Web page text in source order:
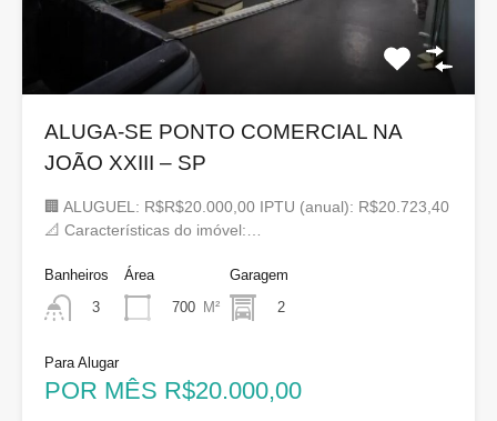
ALUGA-SE PONTO COMERCIAL NA
JOÃO XXIII – SP
🏢 ALUGUEL: R$R$20.000,00 IPTU (anual): R$20.723,40
📐 Características do imóvel:…
Banheiros
3
Área
700 M²
Garagem
2
Para Alugar
POR MÊS R$20.000,00